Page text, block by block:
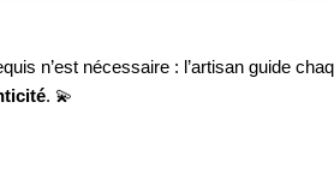
n’est nécessaire : l’artisan guide
. 💫